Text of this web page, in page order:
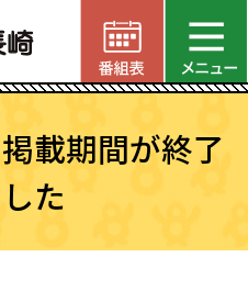
載期間が終了
た